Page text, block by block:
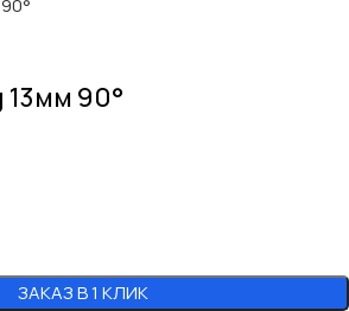
13мм 90°
ЗАКАЗ В 1 КЛИК